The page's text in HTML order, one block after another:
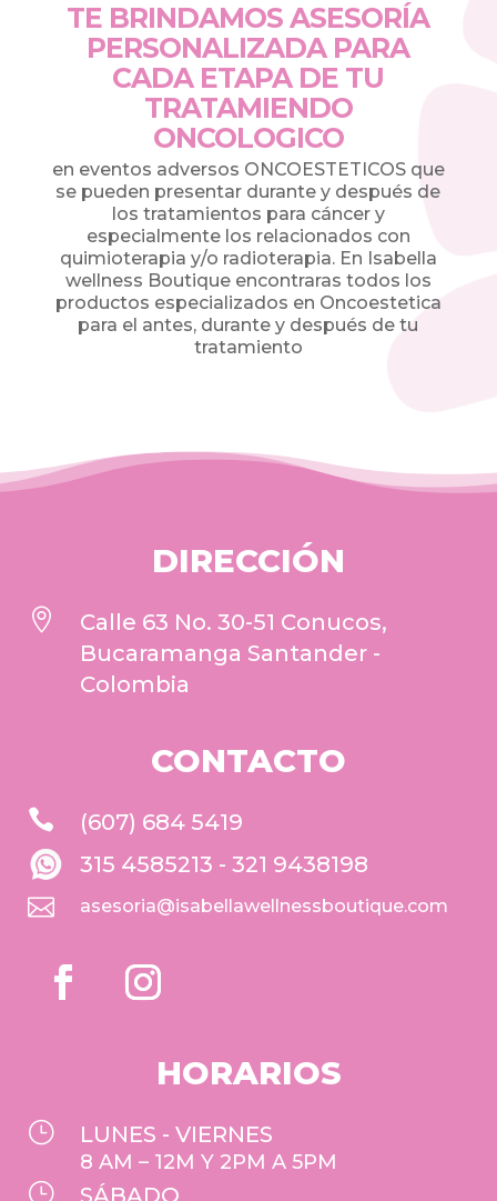
TE BRINDAMOS ASESORÍA
PERSONALIZADA PARA
CADA ETAPA DE TU
TRATAMIENDO
ONCOLOGICO
en eventos adversos ONCOESTETICOS que
se pueden presentar durante y después de
los tratamientos para cáncer y
especialmente los relacionados con
quimioterapia y/o radioterapia. En Isabella
wellness Boutique encontraras todos los
productos especializados en Oncoestetica
para el antes, d urante y después de tu
tratamiento
DIRECCIÓN

Calle 63 No. 30-51 Conucos,
Bucaramanga Santander -
Colombia
CONTACTO

(607) 684 5419
315 4585213 - 321 9438198
 asesoria@isabellawellnessboutique.com
HORARIOS
} LUNES - VIERNES
8 AM – 12M Y 2PM A 5PM
}